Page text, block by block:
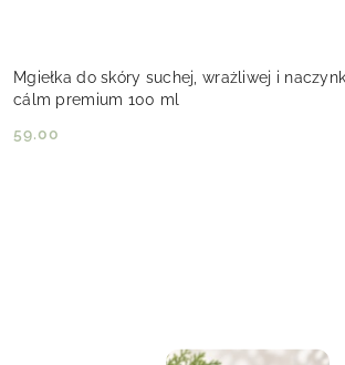
Mgiełka do skóry suchej, wrażliwej i
cálm premium 100 ml
Cena:
59.00